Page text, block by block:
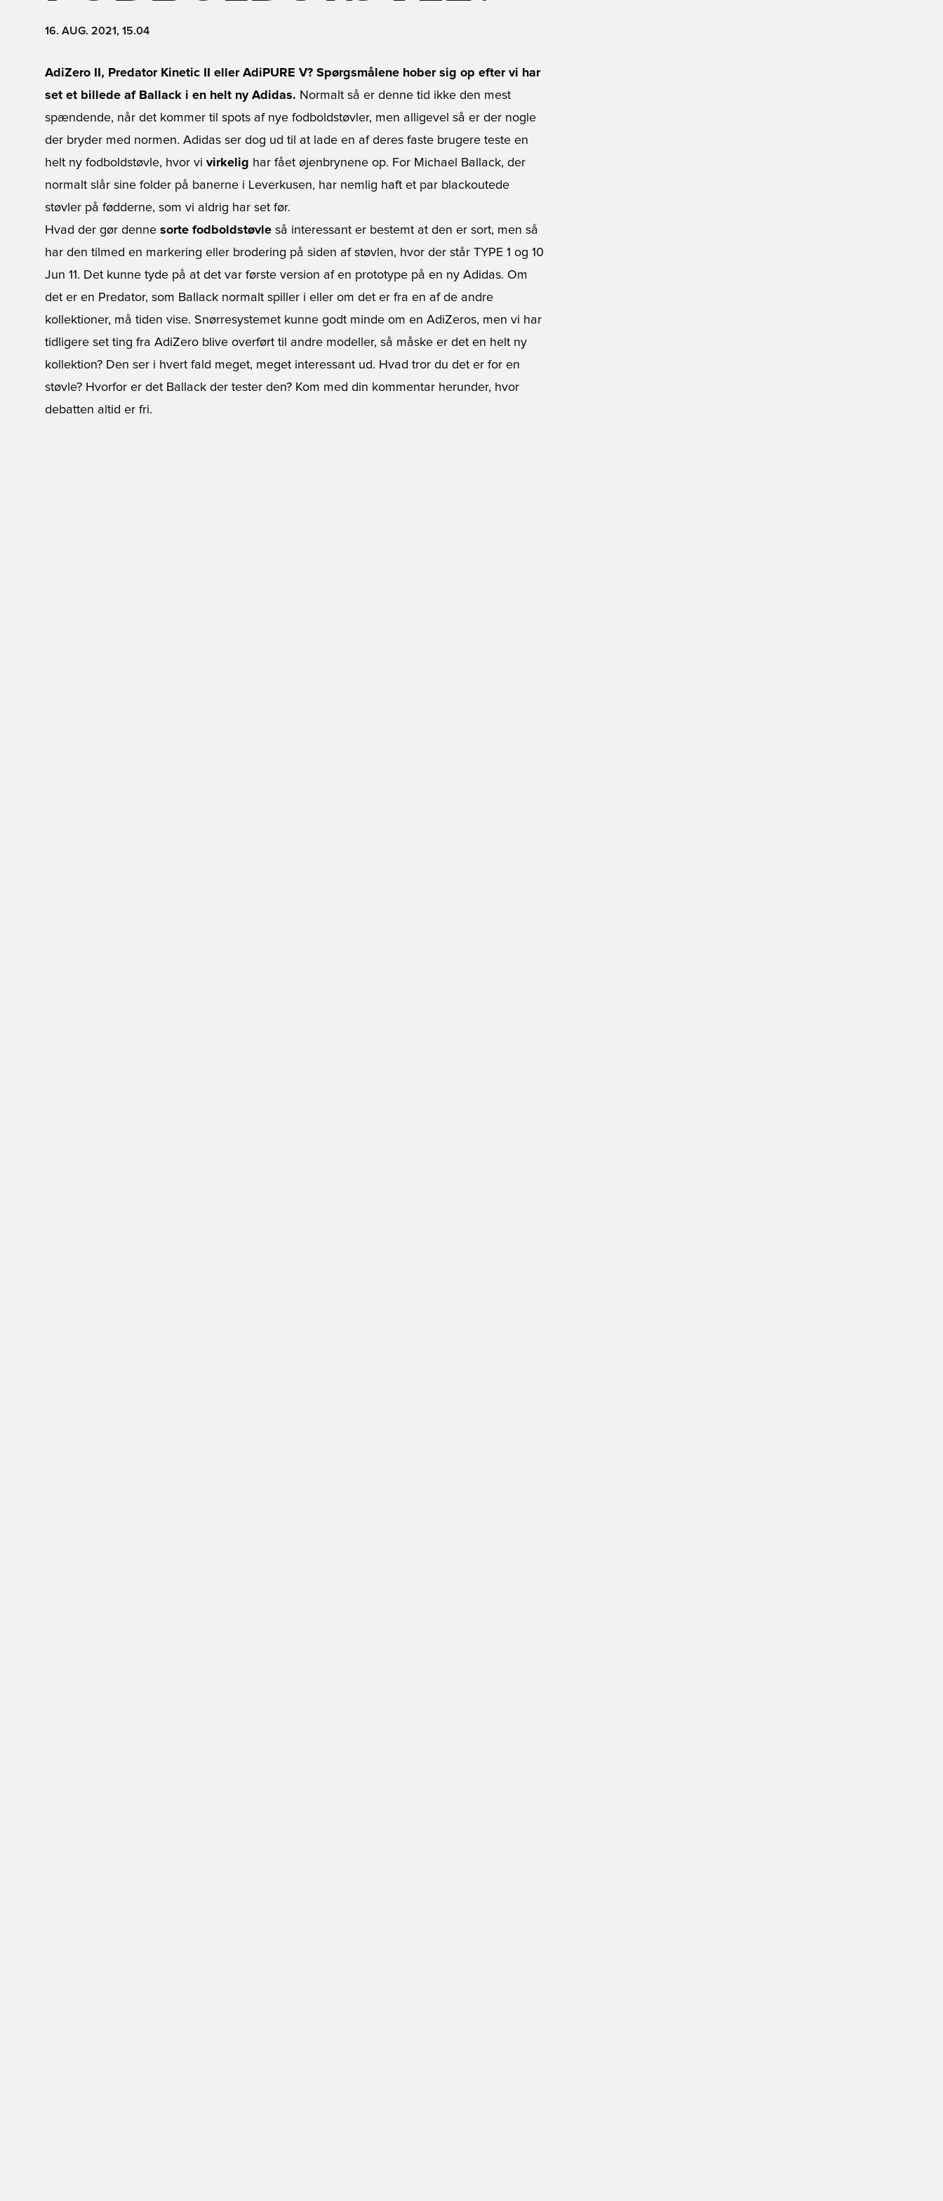
16. AUG. 2021, 15.04
AdiZero II, Predator Kinetic II eller AdiPURE V? Spørgsmålene hober sig op efter vi har
set et billede af Ballack i en helt ny Adidas. Normalt så er denne tid ikke den mest
spændende, når det kommer til spots af nye fodboldstøvler, men alligevel så er der nogle
der bryder med normen. Adidas ser dog ud til at lade en af deres faste brugere teste en
helt ny fodboldstøvle, hvor vi virkelig har fået øjenbrynene op. For Michael Ballack, der
normalt slår sine folder på banerne i Leverkusen, har nemlig haft et par blackoutede
støvler på fødderne, som vi aldrig har set før.
Hvad der gør denne sorte fodboldstøvle så interessant er bestemt at den er sort, men så
har den tilmed en markering eller brodering på siden af støvlen, hvor der står TYPE 1 og 10
Jun 11. Det kunne tyde på at det var første version af en prototype på en ny Adidas. Om
det er en Predator, som Ballack normalt spiller i eller om det er fra en af de andre
kollektioner, må tiden vise. Snørresystemet kunne godt minde om en AdiZeros, men vi har
tidligere set ting fra AdiZero blive overført til andre modeller, så måske er det en helt ny
kollektion? Den ser i hvert fald meget, meget interessant ud. Hvad tror du det er for en
støvle? Hvorfor er det Ballack der tester den? Kom med din kommentar herunder, hvor
debatten altid er fri.